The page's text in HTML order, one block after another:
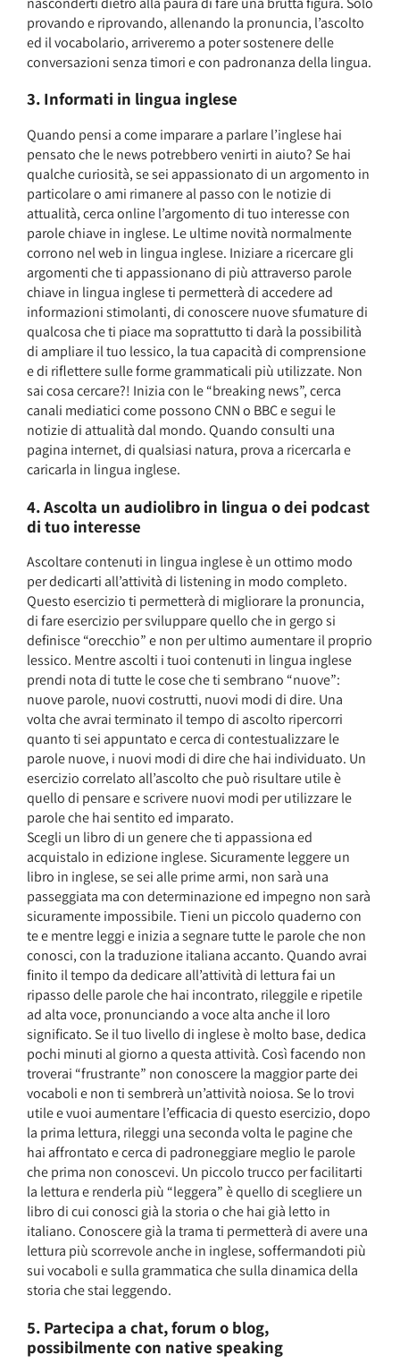
provando e riprovando, allenando la pronuncia, l’ascolto
ed il vocabolario, arriveremo a poter sostenere delle
conversazioni senza timori e con padronanza della lingua.
3. Informati in lingua inglese
Quando pensi a come imparare a parlare l’inglese hai
pensato che le news potrebbero venirti in aiuto? Se hai
qualche curiosità, se sei appassionato di un argomento in
particolare o ami rimanere al passo con le notizie di
attualità, cerca online l’argomento di tuo interesse con
parole chiave in inglese. Le ultime novità normalmente
corrono nel web in lingua inglese. Iniziare a ricercare gli
argomenti che ti appassionano di più attraverso parole
chiave in lingua inglese ti permetterà di accedere ad
informazioni stimolanti, di conoscere nuove sfumature di
qualcosa che ti piace ma soprattutto ti darà la possibilità
di ampliare il tuo lessico, la tua capacità di comprensione
e di riflettere sulle forme grammaticali più utilizzate. Non
sai cosa cercare?! Inizia con le “breaking news”, cerca
canali mediatici come possono CNN o BBC e segui le
notizie di attualità dal mondo. Quando consulti una
pagina internet, di qualsiasi natura, prova a ricercarla e
caricarla in lingua inglese.
4. Ascolta un audiolibro in lingua o dei podcast
di tuo interesse
Ascoltare contenuti in lingua inglese è un ottimo modo
per dedicarti all’attività di listening in modo completo.
Questo esercizio ti permetterà di migliorare la pronuncia,
di fare esercizio per sviluppare quello che in gergo si
definisce “orecchio” e non per ultimo aumentare il proprio
lessico. Mentre ascolti i tuoi contenuti in lingua inglese
prendi nota di tutte le cose che ti sembrano “nuove”:
nuove parole, nuovi costrutti, nuovi modi di dire. Una
volta che avrai terminato il tempo di ascolto ripercorri
quanto ti sei appuntato e cerca di contestualizzare le
parole nuove, i nuovi modi di dire che hai individuato. Un
esercizio correlato all’ascolto che può risultare utile è
quello di pensare e scrivere nuovi modi per utilizzare le
parole che hai sentito ed imparato.
Scegli un libro di un genere che ti appassiona ed
acquistalo in edizione inglese. Sicuramente leggere un
libro in inglese, se sei alle prime armi, non sarà una
passeggiata ma con determinazione ed impegno non sarà
sicuramente impossibile. Tieni un piccolo quaderno con
te e mentre leggi e inizia a segnare tutte le parole che non
conosci, con la traduzione italiana accanto. Quando avrai
finito il tempo da dedicare all’attività di lettura fai un
ripasso delle parole che hai incontrato, rileggile e ripetile
ad alta voce, pronunciando a voce alta anche il loro
significato. Se il tuo livello di inglese è molto base, dedica
pochi minuti al giorno a questa attività. Così facendo non
troverai “frustrante” non conoscere la maggior parte dei
vocaboli e non ti sembrerà un’attività noiosa. Se lo trovi
utile e vuoi aumentare l’efficacia di questo esercizio, dopo
la prima lettura, rileggi una seconda volta le pagine che
hai affrontato e cerca di padroneggiare meglio le parole
che prima non conoscevi. Un piccolo trucco per facilitarti
la lettura e renderla più “leggera” è quello di scegliere un
libro di cui conosci già la storia o che hai già letto in
italiano. Conoscere già la trama ti permetterà di avere una
lettura più scorrevole anche in inglese, soffermandoti più
sui vocaboli e sulla grammatica che sulla dinamica della
storia che stai leggendo.
5. Partecipa a chat, forum o blog,
possibilmente con native speaking